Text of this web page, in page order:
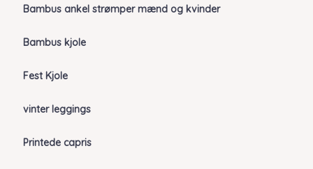
Bambus ankel strømper mænd og kvinder
Bambus kjole
Fest Kjole
vinter leggings
Printede capris